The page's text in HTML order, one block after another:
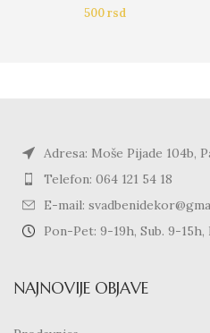
500rsd
Adresa: Moše Pijade 104b,
Telefon: 064 121 54 18
E-mail:
Pon-Pet: 9-19h, Sub. 9-
NAJNOVIJE OBJAVE